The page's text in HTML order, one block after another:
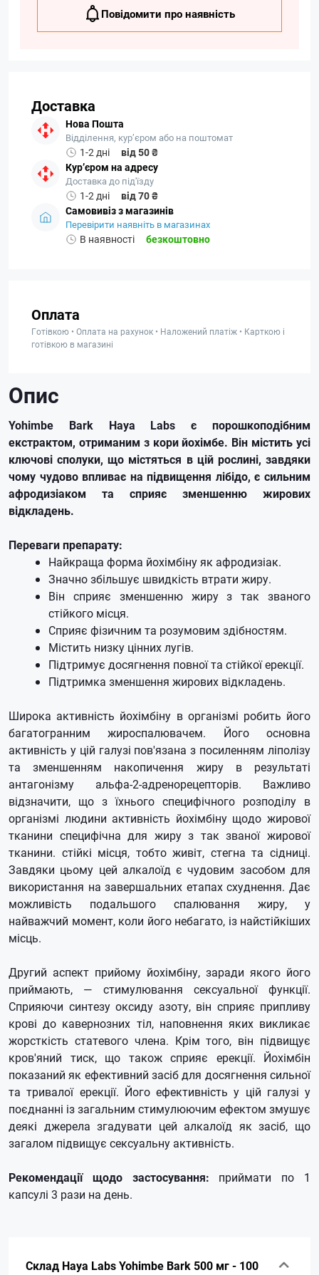
Повідомити про наявність
Доставка
Нова Пошта
Відділення, кур’єром або на поштомат
1-2 дні
від 50 ₴
Кур’єром на адресу
Доставка до під'їзду
1-2 дні
від 70 ₴
Самовивіз з магазинів
Перевірити наявніть в магазинах
В наявності безкоштовно
Оплата
Готівкою • Оплата на рахунок • Наложений платіж • Карткою і
готівкою в магазині
Опис
Yohimbe Bark Haya Labs є порошкоподібним
екстрактом, отриманим з кори йохімбе. Він містить усі
ключові сполуки, що містяться в цій рослині, завдяки
чому чудово впливає на підвищення лібідо, є сильним
афродизіаком та сприяє зменшенню жирових
відкладень.
Переваги препарату:
Найкраща форма йохімбіну як афродизіак.
Значно збільшує швидкість втрати жиру.
Він сприяє зменшенню жиру з так званого
стійкого місця.
Сприяє фізичним та розумовим здібностям.
Містить низку цінних лугів.
Підтримує досягнення повної та стійкої ерекції.
Підтримка зменшення жирових відкладень.
Широка активність йохімбіну в організмі робить його
багатогранним жироспалювачем. Його основна
активність у цій галузі пов'язана з посиленням ліполізу
та зменшенням накопичення жиру в результаті
антагонізму альфа-2-адренорецепторів. Важливо
відзначити, що з їхнього специфічного розподілу в
організмі людини активність йохімбіну щодо жирової
тканини специфічна для жиру з так званої жирової
тканини. стійкі місця, тобто живіт, стегна та сідниці.
Завдяки цьому цей алкалоїд є чудовим засобом для
використання на завершальних етапах схуднення. Дає
можливість подальшого спалювання жиру, у
найважчий момент, коли його небагато, із найстійкіших
місць.
Другий аспект прийому йохімбіну, заради якого його
приймають, — стимулювання сексуальної функції.
Сприяючи синтезу оксиду азоту, він сприяє припливу
крові до кавернозних тіл, наповнення яких викликає
жорсткість статевого члена. Крім того, він підвищує
кров'яний тиск, що також сприяє ерекції. Йохімбін
показаний як ефективний засіб для досягнення сильної
та тривалої ерекції. Його ефективність у цій галузі у
поєднанні із загальним стимулюючим ефектом змушує
деякі джерела згадувати цей алкалоїд як засіб, що
загалом підвищує сексуальну активність.
Рекомендації щодо застосування: приймати по 1
капсулі 3 рази на день.
Склад Haya Labs Yohimbe Bark 500 мг - 100